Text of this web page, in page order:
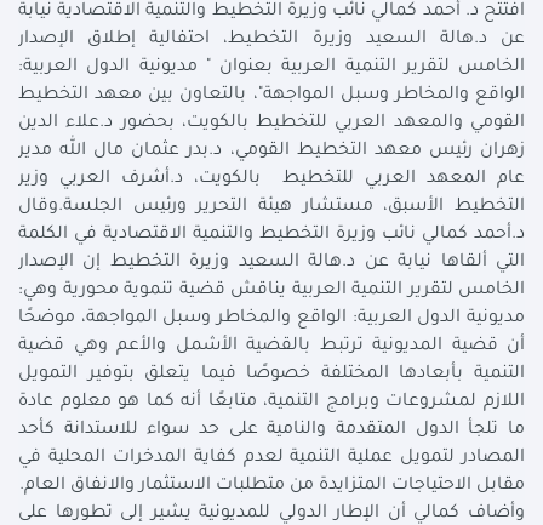
افتتح د. أحمد كمالي نائب وزيرة التخطيط والتنمية الاقتصادية نيابة
عن د.هالة السعيد وزيرة التخطيط، احتفالية إطلاق الإصدار
الخامس لتقرير التنمية العربية بعنوان " مديونية الدول العربية:
الواقع والمخاطر وسبل المواجهة"، بالتعاون بين معهد التخطيط
القومي والمعهد العربي للتخطيط بالكويت، بحضور د.علاء الدين
زهران رئيس معهد التخطيط القومي، د.بدر عثمان مال الله مدير
عام المعهد العربي للتخطيط بالكويت، د.أشرف العربي وزير
التخطيط الأسبق، مستشار هيئة التحرير ورئيس الجلسة.وقال
د.أحمد كمالي نائب وزيرة التخطيط والتنمية الاقتصادية في الكلمة
التي ألقاها نيابة عن د.هالة السعيد وزيرة التخطيط إن الإصدار
الخامس لتقرير التنمية العربية يناقش قضية تنموية محورية وهي:
مديونية الدول العربية: الواقع والمخاطر وسبل المواجهة، موضحًا
أن قضية المديونية ترتبط بالقضية الأشمل والأعم وهي قضية
التنمية بأبعادها المختلفة خصوصًا فيما يتعلق بتوفير التمويل
اللازم لمشروعات وبرامج التنمية، متابعًا أنه كما هو معلوم عادة
ما تلجأ الدول المتقدمة والنامية على حد سواء للاستدانة كأحد
المصادر لتمويل عملية التنمية لعدم كفاية المدخرات المحلية في
مقابل الاحتياجات المتزايدة من متطلبات الاستثمار والانفاق العام.
وأضاف كمالي أن الإطار الدولي للمديونية يشير إلى تطورها على